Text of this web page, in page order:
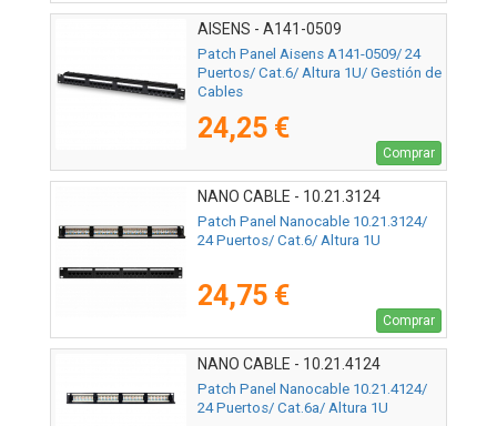
AISENS - A141-0509
Patch Panel Aisens A141-0509/ 24
Puertos/ Cat.6/ Altura 1U/ Gestión de
Cables
24,25 €
Comprar
NANO CABLE - 10.21.3124
Patch Panel Nanocable 10.21.3124/
24 Puertos/ Cat.6/ Altura 1U
24,75 €
Comprar
NANO CABLE - 10.21.4124
Patch Panel Nanocable 10.21.4124/
24 Puertos/ Cat.6a/ Altura 1U